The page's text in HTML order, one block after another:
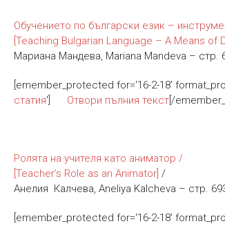
Обучението по български език –
[Teaching Bulgarian Language – A Means of
Мариана Мандева, Mariana Mandeva – стр.
[emember_protected for='16-2-18'
статия'] Отвори пълния текст[/
Ролята на учителя като аниматор /
[Teacher’s Role as an Animatоr] /
Анелия Калчева, Aneliya Kalcheva – стр.
[emember_protected for='16-2-18'